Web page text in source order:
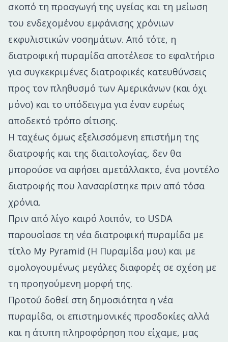
σκοπό τη προαγωγή της υγείας και τη μείωση
του ενδεχομένου εμφάνισης χρόνιων
εκφυλιστικών νοσημάτων. Από τότε, η
διατροφική πυραμίδα αποτέλεσε το εφαλτήριο
για συγκεκριμένες διατροφικές κατευθύνσεις
προς τον πληθυσμό των Αμερικάνων (και όχι
μόνο) και το υπόδειγμα για έναν ευρέως
αποδεκτό τρόπο σίτισης.
Η ταχέως όμως εξελισσόμενη επιστήμη της
διατροφής και της διαιτολογίας, δεν θα
μπορούσε να αφήσει αμετάλλακτο, ένα μοντέλο
διατροφής που λανσαρίστηκε πριν από τόσα
χρόνια.
Πριν από λίγο καιρό λοιπόν, το USDA
παρουσίασε τη νέα διατροφική πυραμίδα με
τίτλο My Pyramid (Η Πυραμίδα μου) και με
ομολογουμένως μεγάλες διαφορές σε σχέση με
τη προηγούμενη μορφή της.
Προτού δοθεί στη δημοσιότητα η νέα
πυραμίδα, οι επιστημονικές προσδοκίες αλλά
και η άτυπη πληροφόρηση που είχαμε, μας